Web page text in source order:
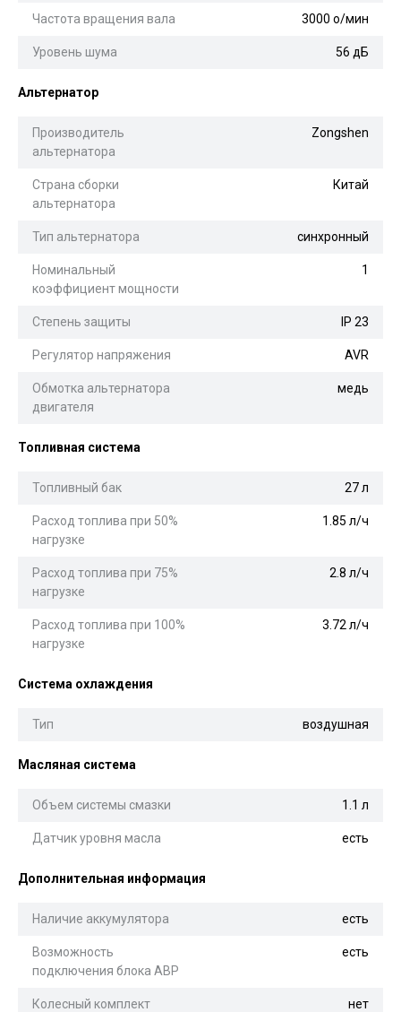
Частота вращения вала 3000 о/мин
Уровень шума 56 дБ
Альтернатор
Производитель
альтернатора
Zongshen
Страна сборки
альтернатора
Китай
Тип альтернатора синхронный
Номинальный
коэффициент мощности
1
Степень защиты IP 23
Регулятор напряжения AVR
Обмотка альтернатора
двигателя
медь
Топливная система
Топливный бак 27 л
Расход топлива при 50%
нагрузке
1.85 л/ч
Расход топлива при 75%
нагрузке
2.8 л/ч
Расход топлива при 100%
нагрузке
3.72 л/ч
Система охлаждения
Тип воздушная
Масляная система
Объем системы смазки 1.1 л
Датчик уровня масла есть
Дополнительная информация
Наличие аккумулятора есть
Возможность
подключения блока АВР
есть
Колесный комплект нет